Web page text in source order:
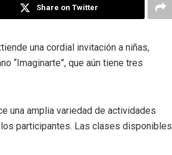
Share on Twitter
una cordial invitación a niñas,
“Imaginarte”, que aún tiene tres
una amplia variedad de actividades
participantes. Las clases disponibles